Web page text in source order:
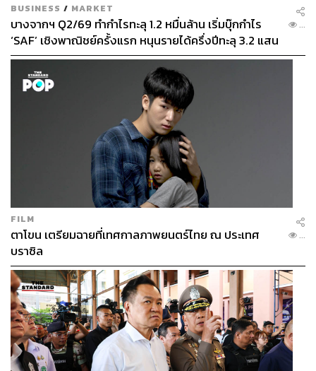
BUSINESS / MARKET
บางจากฯ Q2/69 ทำกำไรทะลุ 1.2 หมื่นล้าน เริ่มบุ๊กกำไร
‘SAF’ เชิงพาณิชย์ครั้งแรก หนุนรายได้ครึ่งปีทะลุ 3.2 แสน
ล้าน
...
FILM
ตาโขน เตรียมฉายที่เทศกาลภาพยนตร์ไทย ณ ประเทศ
บราซิล
...